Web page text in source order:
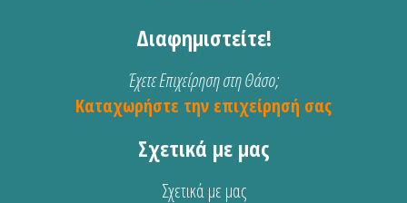
Διαφημιστείτε!
Έχετε Επιχείρηση στη Θάσο;
Καταχωρήστε την επιχείρησή σας
Σχετικά με μας
Σχετικά με μας